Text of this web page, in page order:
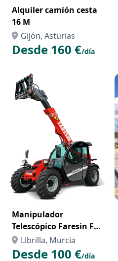
Alquiler camión cesta
16 M
Gijón, Asturias
Desde 160 €/día
Manipulador
Telescópico Faresin FS
6 26Librilla, Murcia
Desde 100 €/día